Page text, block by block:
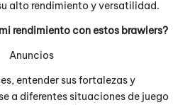
alto rendimiento y versatilidad.
rendimiento con estos brawlers?
Anuncios
entender sus fortalezas y
a diferentes situaciones de juego